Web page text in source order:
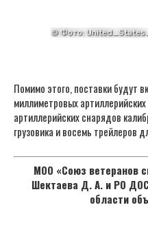
Помимо этого, поставки будут
миллиметровых
артиллерийских снарядов
грузовика и восемь трейлеров
МОО «Союз ветеранов
Шектаева Д. А. и РО
области